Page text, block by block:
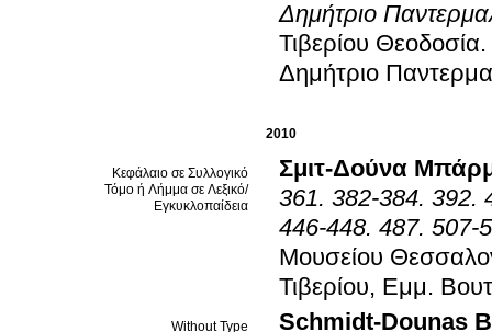
Δημήτριο
Τιβερίου Θεοδοσία.
Δημήτριο
2010
Κεφάλαιο σε Συλλογικό
Τόμο ή Λήμμα σε Λεξικό/
Εγκυκλοπαίδεια
Σμιτ-Δούνα
361. 382-384. 392.
446-448. 487. 507-
Μουσείου
Τιβερίου, Εμμ.
Without Type
Schmidt-Dounas